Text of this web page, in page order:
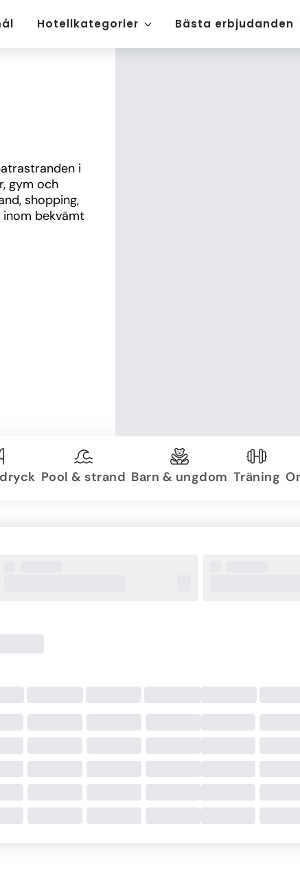
Hotellkategorier Bästa erbjudanden
i
gym och
shopping,
bekvämt
Pool & strand Barn & ungdom Träning